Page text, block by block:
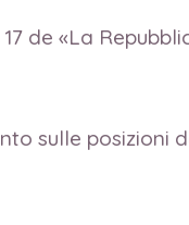
de «La
sulle posizioni